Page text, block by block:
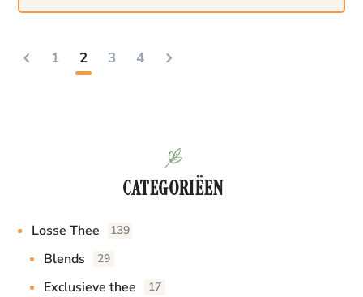
1 2 3 4
CATEGORIËEN
Losse Thee 139
Blends 29
Exclusieve thee 17